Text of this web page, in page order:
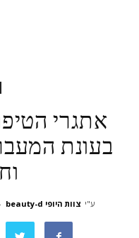
אתגרי
בעונת
ע"י צוות היופי beauty-d